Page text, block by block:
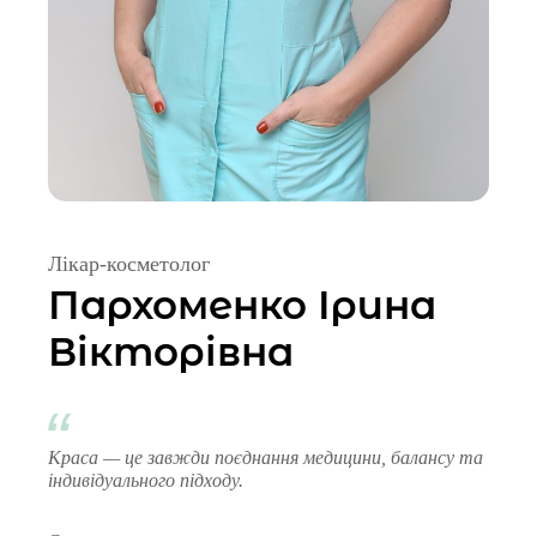
Лікар-косметолог
Пархоменко Ірина
Вікторівна
Краса — це завжди поєднання медицини, балансу та
індивідуального підходу.